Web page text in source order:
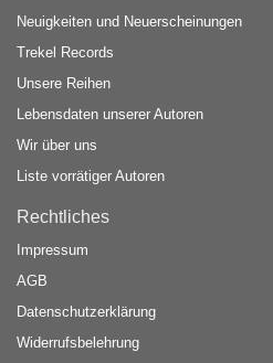
Neuigkeiten und Neuerscheinungen
Trekel Records
Unsere Reihen
Lebensdaten unserer Autoren
Wir über uns
Liste vorrätiger Autoren
Rechtliches
Impressum
AGB
Datenschutzerklärung
Widerrufsbelehrung